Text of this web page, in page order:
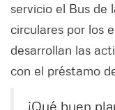
servicio el Bus de
circulares por los
desarrollan las
con el préstamo
¡Qué buen